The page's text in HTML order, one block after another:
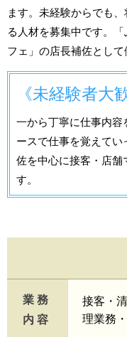
ます。未経験からでも
る人材を募集中です。
フェ」の店長補佐として
《未経験者大
一から丁寧に仕事内容
ースで仕事を覚えて
佐を中心に接客・店舗
す。
業務
内容
接客・
理業務